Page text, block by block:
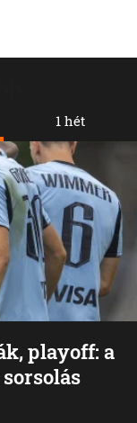
playoff: a
1 hét